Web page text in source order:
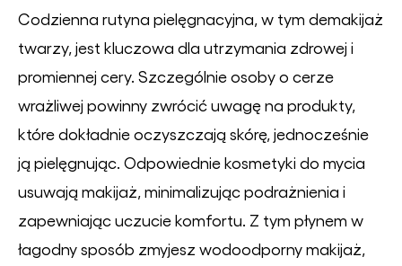
Codzienna rutyna pielęgnacyjna, w tym demakijaż
twarzy, jest kluczowa dla utrzymania zdrowej i
promiennej cery. Szczególnie osoby o cerze
wrażliwej powinny zwrócić uwagę na produkty,
które dokładnie oczyszczają skórę, jednocześnie
ją pielęgnując. Odpowiednie kosmetyki do mycia
usuwają makijaż, minimalizując podrażnienia i
zapewniając uczucie komfortu. Z tym płynem w
łagodny sposób zmyjesz wodoodporny makijaż,